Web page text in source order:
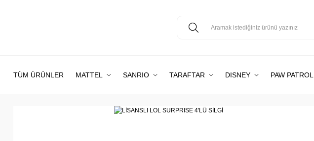
TÜM ÜRÜNLER MATTEL SANRIO TARAFTAR DISNEY PAW PATROL